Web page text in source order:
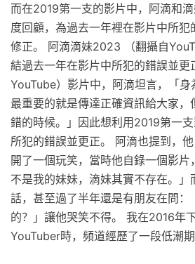
而在2019第一支的影片中，阿滴和
度回顧，為過去一年裡在影片中所犯
修正。 阿滴滴妹2023 （翻攝自
結過去一年在影片中所犯的錯誤並更
YouTube）影片中，阿滴坦言，「身
最重要的就是傳達正確資訊給大家，
錯的時候。」因此想利用2019第一
所犯的錯誤並更正。 阿滴也提到，
開了一個玩笑，當時他自錄一個影
不是我的妹妹，滴妹其實不存在。」
話，甚至過了半年還是有朋友在問：
的？」讓他哭笑不得。 我在2016年
YouTuber時，頻道經歷了一段低潮期